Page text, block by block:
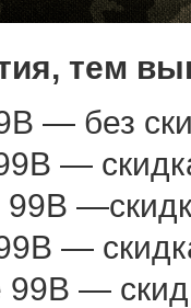
тем
— без
—
99B
—
99B —